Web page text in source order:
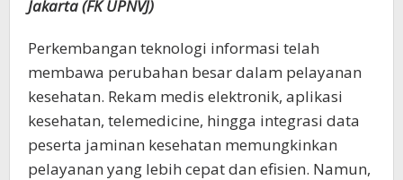
Jakarta (FK UPNVJ)
Perkembangan teknologi informasi telah
membawa perubahan besar dalam pelayanan
kesehatan. Rekam medis elektronik, aplikasi
kesehatan, telemedicine, hingga integrasi data
peserta jaminan kesehatan memungkinkan
pelayanan yang lebih cepat dan efisien. Namun,